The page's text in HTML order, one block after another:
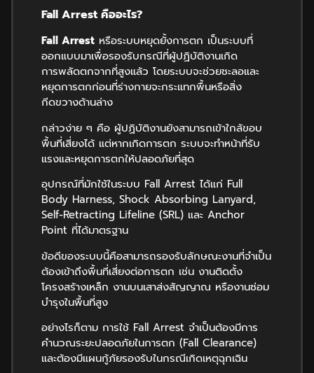
Fall Arrest คืออะไร?
Fall Arrest หรือระบบหยุดยั้งการตก เป็นระบบที่
ออกแบบมาเพื่อรองรับกรณีที่ผู้ปฏิบัติงานเกิด
การพลัดตกจากที่สูงแล้ว โดยระบบจะช่วยชะลอและ
หยุดการตกก่อนที่ร่างกายจะกระแทกพื้นหรือสิ่ง
กีดขวางด้านล่าง
กล่าวง่าย ๆ คือ ผู้ปฏิบัติงานยังสามารถเข้าใกล้ขอบ
พื้นที่เสี่ยงได้ แต่หากเกิดการตก ระบบจะทำหน้าที่รับ
แรงและหยุดการตกให้ปลอดภัยที่สุด
อุปกรณ์ที่มักใช้ในระบบ Fall Arrest ได้แก่ Full
Body Harness, Shock Absorbing Lanyard,
Self-Retracting Lifeline (SRL) และ Anchor
Point ที่ได้มาตรฐาน
ข้อดีของระบบนี้คือสามารถรองรับลักษณะงานที่จำเป็น
ต้องเข้าถึงพื้นที่เสี่ยงต่อการตก เช่น งานติดตั้ง
โครงสร้างเหล็ก งานบนเสาส่งสัญญาณ หรืองานซ่อม
บำรุงในพื้นที่สูง
อย่างไรก็ตาม การใช้ Fall Arrest จำเป็นต้องมีการ
คำนวณระยะปลอดภัยในการตก (Fall Clearance)
และต้องมีแผนกู้ภัยรองรับในกรณีเกิดเหตุฉุกเฉิน